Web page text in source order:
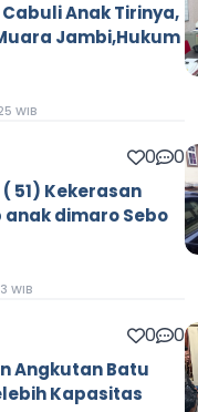
Anak Tirinya,
Jambi,Hukum
WIB
0 0
51) Kekerasan
dimaro Sebo
WIB
0 0
Angkutan Batu
Kapasitas